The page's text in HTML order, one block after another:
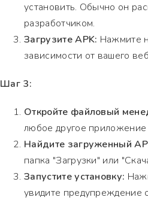
установить. Обычно он
разработчиком.
Загрузите APK: Нажмите
зависимости от вашего
Шаг 3:
Откройте файловый
любое другое
Найдите загруженный
папка "Загрузки" или
Запустите установку:
увидите предупреждение